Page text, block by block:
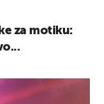
za motiku: